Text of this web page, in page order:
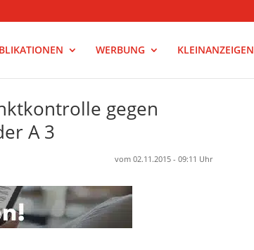
WERBUNG KLEINANZEIGEN
gegen
A 3
vom 02.11.2015 - 09:11 Uhr